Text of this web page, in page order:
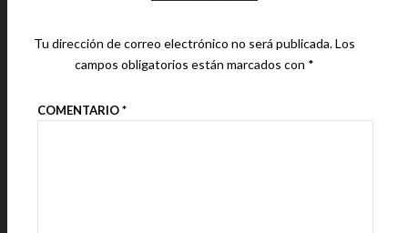
Tu dirección de correo electrónico no será publicada.Los
campos obligatorios están marcados con *
COMENTARIO*